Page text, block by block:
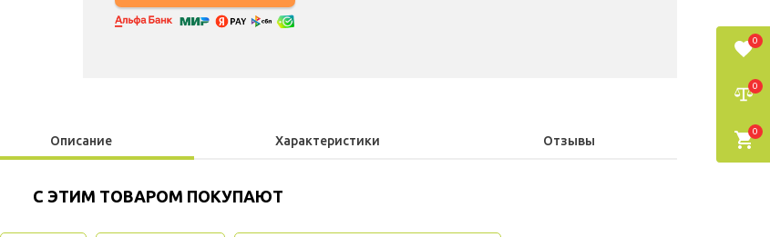
Описание Характеристики Отзывы
С ЭТИМ ТОВАРОМ ПОКУПАЮТ
0
0
0